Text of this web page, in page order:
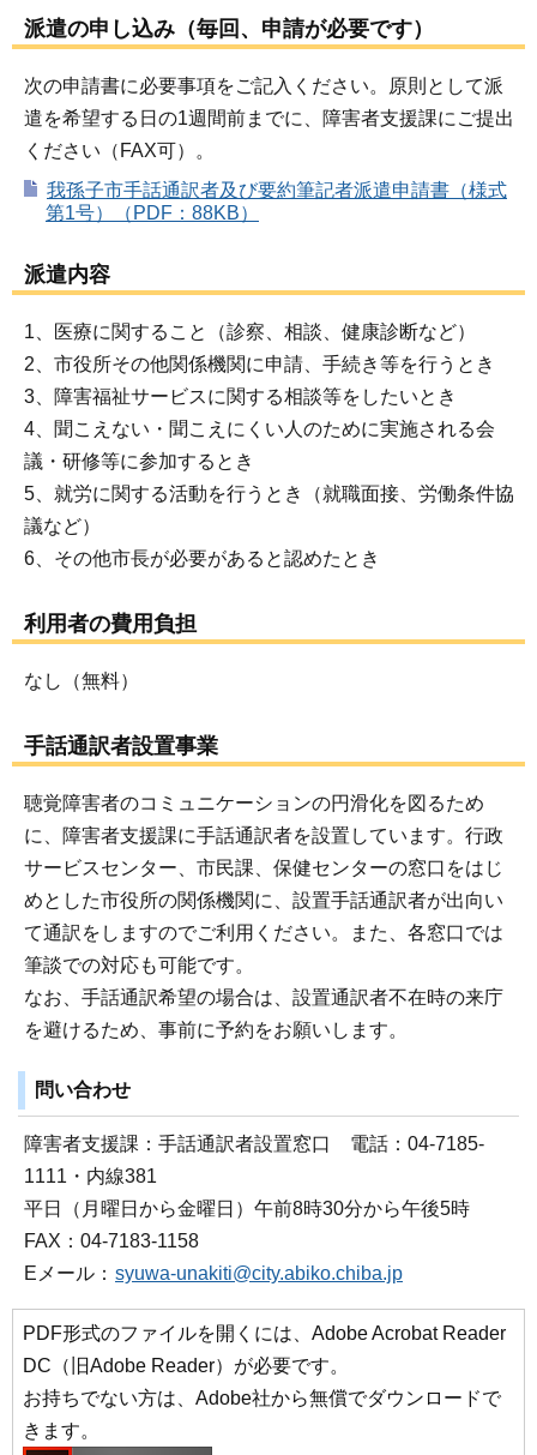
派遣の申し込み（毎回、申請が必要です）
次の申請書に必要事項をご記入ください。原則として派
遣を希望する日の1週間前までに、障害者支援課にご提出
ください（FAX可）。
我孫子市手話通訳者及び要約筆記者派遣申請書（様式
第1号）（PDF：88KB）
派遣内容
1、医療に関すること（診察、相談、健康診断など）
2、市役所その他関係機関に申請、手続き等を行うとき
3、障害福祉サービスに関する相談等をしたいとき
4、聞こえない・聞こえにくい人のために実施される会
議・研修等に参加するとき
5、就労に関する活動を行うとき（就職面接、労働条件協
議など）
6、その他市長が必要があると認めたとき
利用者の費用負担
なし（無料）
手話通訳者設置事業
聴覚障害者のコミュニケーションの円滑化を図るため
に、障害者支援課に手話通訳者を設置しています。行政
サービスセンター、市民課、保健センターの窓口をはじ
めとした市役所の関係機関に、設置手話通訳者が出向い
て通訳をしますのでご利用ください。また、各窓口では
筆談での対応も可能です。
なお、手話通訳希望の場合は、設置通訳者不在時の来庁
を避けるため、事前に予約をお願いします。
問い合わせ
障害者支援課：手話通訳者設置窓口 電話：04-7185-
1111・内線381
平日（月曜日から金曜日）午前8時30分から午後5時
FAX：04-7183-1158
Eメール： syuwa-unakiti@city.abiko.chiba.jp
PDF形式のファイルを開くには、Adobe Acrobat Reader
DC（旧Adobe Reader）が必要です。
お持ちでない方は、Adobe社から無償でダウンロードで
きます。